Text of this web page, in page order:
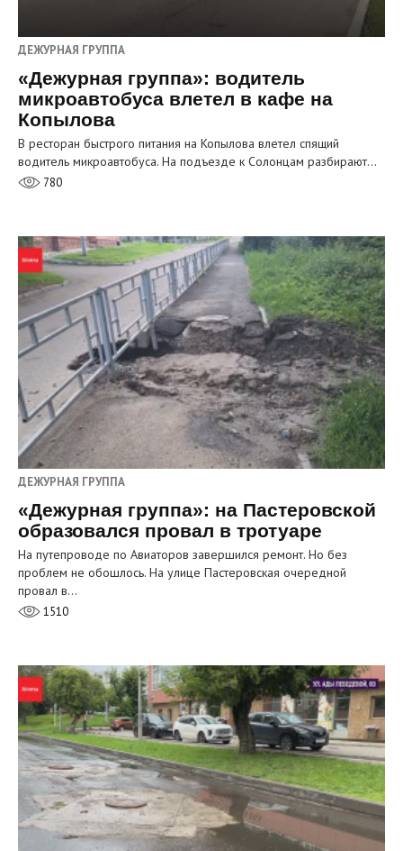
ДЕЖУРНАЯ ГРУППА
«Дежурная группа»: водитель
микроавтобуса влетел в кафе на
Копылова
В ресторан быстрого питания на Копылова влетел спящий
водитель микроавтобуса. На подъезде к Солонцам разбирают…
780
ДЕЖУРНАЯ ГРУППА
«Дежурная группа»: на Пастеровской
образовался провал в тротуаре
На путепроводе по Авиаторов завершился ремонт. Но без
проблем не обошлось. На улице Пастеровская очередной
провал в…
1510